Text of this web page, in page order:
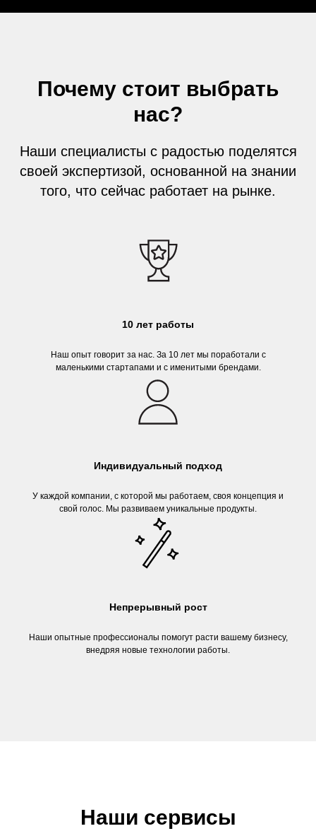
Почему стоит выбрать
нас?
Наши специалисты с радостью поделятся
своей экспертизой, основанной на знании
того, что сейчас работает на рынке.
10 лет работы
Наш опыт говорит за нас. За 10 лет мы поработали с
маленькими стартапами и с именитыми брендами.
Индивидуальный подход
У каждой компании, с которой мы работаем, своя концепция и
свой голос. Мы развиваем уникальные продукты.
Непрерывный рост
Наши опытные профессионалы помогут расти вашему бизнесу,
внедряя новые технологии работы.
Наши сервисы